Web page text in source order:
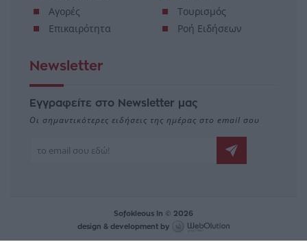
Αγορές
Επικαιρότητα
Τουρισμός
Ροή Ειδήσεων
Newsletter
Εγγραφείτε στο Newsletter μας
Οι σημαντικότερες ειδήσεις της ημέρας στο email σου
Sofokleous In © 2026
design & development by